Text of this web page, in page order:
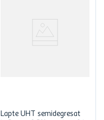
Lapte UHT semidegresat